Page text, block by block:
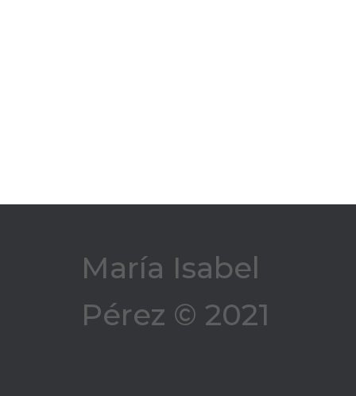
María Isabel
Pérez © 2021